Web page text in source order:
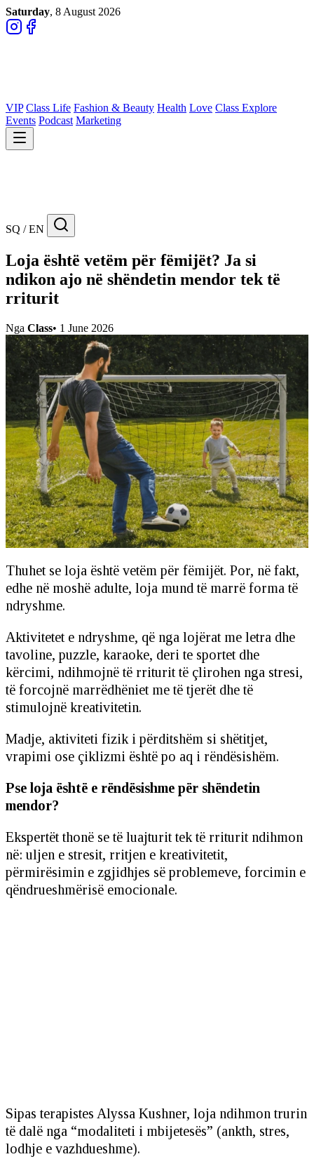
Saturday, 8 August 2026
VIP Class Life Fashion & Beauty Health Love Class Explore
Events Podcast Marketing
SQ / EN
Loja është vetëm për fëmijët? Ja si
ndikon ajo në shëndetin mendor tek të
rriturit
Nga Class• 1 June 2026
Thuhet se loja është vetëm për fëmijët. Por, në fakt,
edhe në moshë adulte, loja mund të marrë forma të
ndryshme.
Aktivitetet e ndryshme, që nga lojërat me letra dhe
tavoline, puzzle, karaoke, deri te sportet dhe
kërcimi, ndihmojnë të rriturit të çlirohen nga stresi,
të forcojnë marrëdhëniet me të tjerët dhe të
stimulojnë kreativitetin.
Madje, aktiviteti fizik i përditshëm si shëtitjet,
vrapimi ose çiklizmi është po aq i rëndësishëm.
Pse loja është e rëndësishme për shëndetin
mendor?
Ekspertët thonë se të luajturit tek të rriturit ndihmon
në: uljen e stresit, rritjen e kreativitetit,
përmirësimin e zgjidhjes së problemeve, forcimin e
qëndrueshmërisë emocionale.
Sipas terapistes Alyssa Kushner, loja ndihmon trurin
të dalë nga “modaliteti i mbijetesës” (ankth, stres,
lodhje e vazhdueshme).